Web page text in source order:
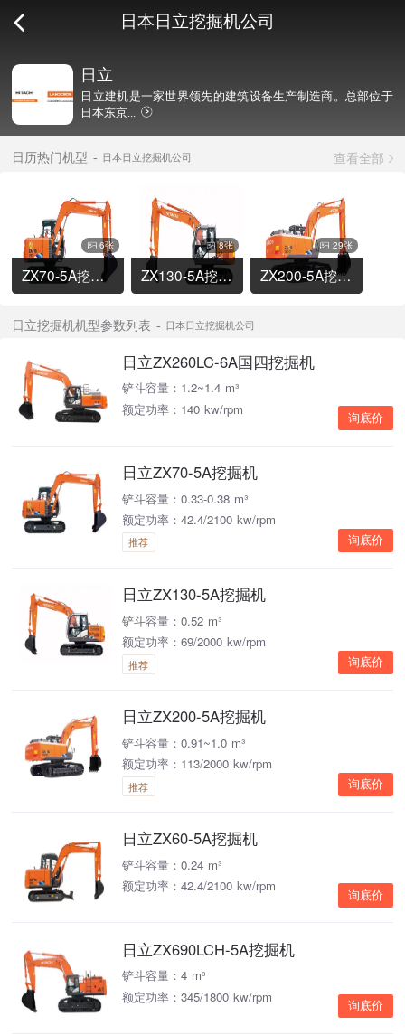
日本日立挖掘机公司
日立
日立建机是一家世界领先的建筑设备生产制造商。总部位于
日本东京...
日历热门机型 日本日立挖掘机公司 查看全部
6张
ZX70-5A挖掘机
8张
ZX130-5A挖掘机
29张
ZX200-5A挖掘机
日立挖掘机机型参数列表 日本日立挖掘机公司
日立ZX260LC-6A国四挖掘机
铲斗容量：1.2~1.4 m³
额定功率：140 kw/rpm
询底价
日立ZX70-5A挖掘机
铲斗容量：0.33-0.38 m³
额定功率：42.4/2100 kw/rpm
推荐 询底价
日立ZX130-5A挖掘机
铲斗容量：0.52 m³
额定功率：69/2000 kw/rpm
推荐 询底价
日立ZX200-5A挖掘机
铲斗容量：0.91~1.0 m³
额定功率：113/2000 kw/rpm
推荐 询底价
日立ZX60-5A挖掘机
铲斗容量：0.24 m³
额定功率：42.4/2100 kw/rpm
询底价
日立ZX690LCH-5A挖掘机
铲斗容量：4 m³
额定功率：345/1800 kw/rpm
询底价